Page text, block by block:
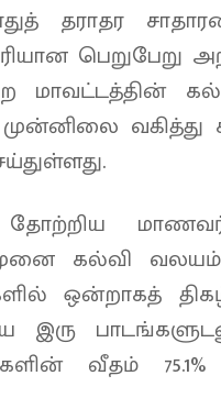
தராதர
பெறுபேறு
மாவட்டத்தின்
வகித்து
தோற்றிய
கல்வி வலயம்
ஒன்றாகத்
இரு
வீதம்